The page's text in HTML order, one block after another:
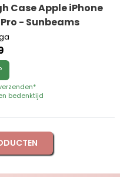
Case Apple iPhone
Pro - Sunbeams
bedenktijd